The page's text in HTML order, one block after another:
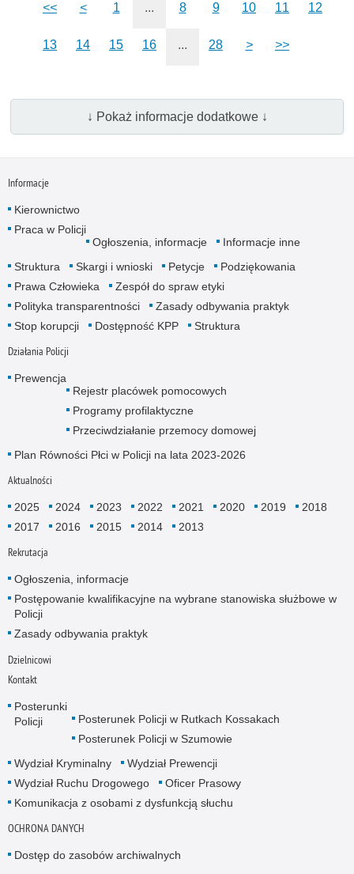
<< < 1 ... 8 9 10 11 12
13 14 15 16 ... 28 > >>
↓ Pokaż informacje dodatkowe ↓
Informacje
Kierownictwo
Praca w Policji
Ogłoszenia, informacje
Informacje inne
Struktura
Skargi i wnioski Petycje
Podziękowania
Prawa Człowieka
Zespół do spraw etyki
Polityka transparentności
Zasady odbywania praktyk
Stop korupcji
Dostępność KPP Struktura
Działania Policji
Prewencja
Rejestr placówek pomocowych
Programy profilaktyczne
Przeciwdziałanie przemocy domowej
Plan Równości Płci w Policji na lata 2023-2026
Aktualności
2025 2024 2023 2022 2021 2020 2019
2018
2017
2016 2015 2014 2013
Rekrutacja
Ogłoszenia, informacje
Postępowanie kwalifikacyjne na wybrane stanowiska służbowe w
Policji
Zasady odbywania praktyk
Dzielnicowi
Kontakt
Posterunki
Policji
Posterunek Policji w Rutkach Kossakach
Posterunek Policji w Szumowie
Wydział Kryminalny
Wydział Prewencji
Wydział Ruchu Drogowego
Oficer Prasowy
Komunikacja z osobami z dysfunkcją słuchu
OCHRONA DANYCH
Dostęp do zasobów archiwalnych